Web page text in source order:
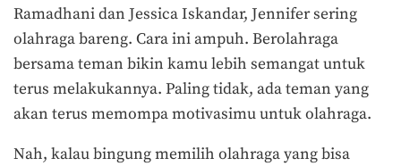
Ramadhani dan Jessica Iskandar, Jennifer sering
olahraga bareng. Cara ini ampuh. Berolahraga
bersama teman bikin kamu lebih semangat untuk
terus melakukannya. Paling tidak, ada teman yang
akan terus memompa motivasimu untuk olahraga.
Nah, kalau bingung memilih olahraga yang bisa